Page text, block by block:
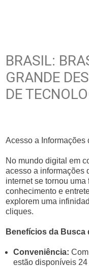
BRASIL:
GRANDE
DE
Acesso a Informações
No mundo digital em
acesso a informações
internet se tornou
conhecimento e
explorem uma
cliques.
Benefícios da Busca
Conveniência:
estão disponíveis